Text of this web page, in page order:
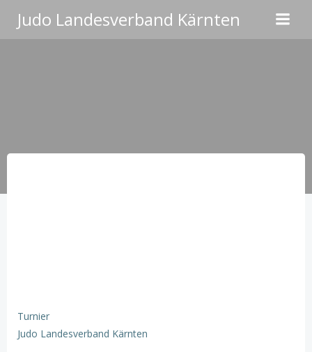
Inhalt
Judo Landesverband Kärnten
Turnier
Judo Landesverband Kärnten